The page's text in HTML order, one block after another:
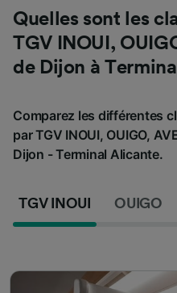
Quelles sont les
TGV INOUI,
de Dijon à
Comparez les différentes
par TGV INOUI, OUIGO,
Dijon - Terminal Alicante.
TGV INOUI OUIGO